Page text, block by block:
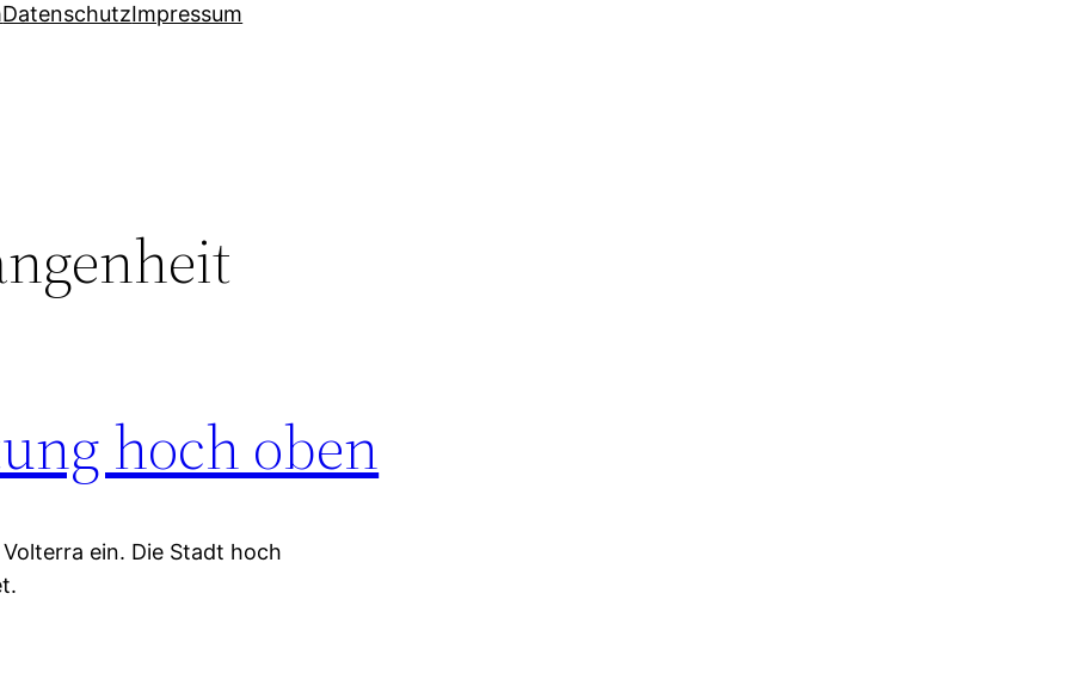
DatenschutzImpressum
hoch oben
ein. Die Stadt hoch
bildet.